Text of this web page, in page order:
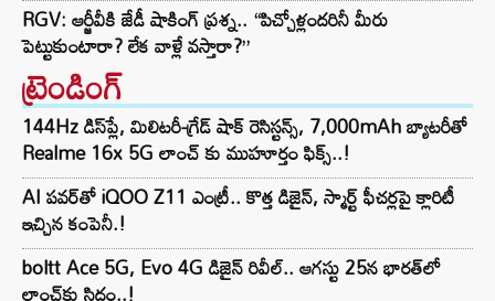
RGV: ఆర్జీవీకి జేడీ షాకింగ్ ప్రశ్న.. “పిచ్చోళ్లందరినీ మీరు
పెట్టుకుంటారా? లేక వాళ్లే వస్తారా?”
ట్రెండింగ్‌
144Hz డిస్‌ప్లే, మిలిటరీ-గ్రేడ్ షాక్ రెసిస్టన్స్, 7,000mAh బ్యాటరీతో
Realme 16x 5G లాంచ్ కు ముహూర్తం ఫిక్స్..!
AI పవర్‌తో iQOO Z11 ఎంట్రీ.. కొత్త డిజైన్, స్మార్ట్ ఫీచర్లపై క్లారిటీ
ఇచ్చిన కంపెనీ.!
boltt Ace 5G, Evo 4G డిజైన్ రివీల్.. ఆగస్టు 25న భారత్‌లో